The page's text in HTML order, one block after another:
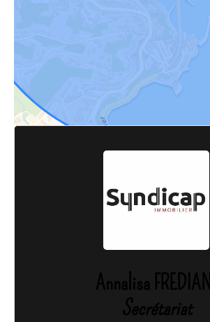
Annalisa FREDIANI
Secrétariat